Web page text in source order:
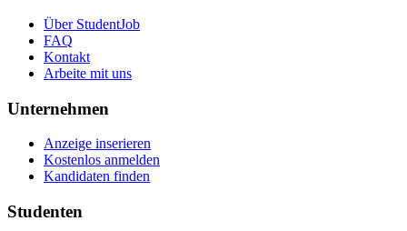
Über StudentJob
FAQ
Kontakt
Arbeite mit uns
Unternehmen
Anzeige inserieren
Kostenlos anmelden
Kandidaten finden
Studenten